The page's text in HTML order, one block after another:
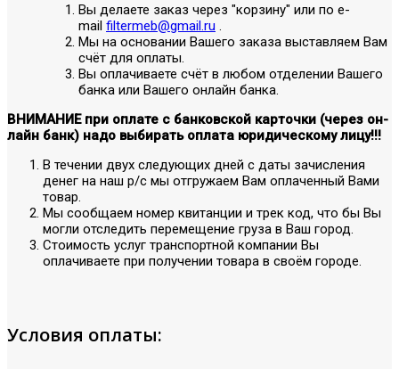
Вы делаете заказ через "корзину" или по е-
mail filtermeb@gmail.ru .
Мы на основании Вашего заказа выставляем Вам
счёт для оплаты.
Вы оплачиваете счёт в любом отделении Вашего
банка или Вашего онлайн банка.
ВНИМАНИЕ при оплате с банковской карточки (через он-
лайн банк) надо выбирать оплата юридическому лицу!!!
В течении двух следующих дней с даты зачисления
денег на наш р/с мы отгружаем Вам оплаченный Вами
товар.
Мы сообщаем номер квитанции и трек код, что бы Вы
могли отследить перемещение груза в Ваш город.
Стоимость услуг транспортной компании Вы
оплачиваете при получении товара в своём городе.
Условия оплаты: